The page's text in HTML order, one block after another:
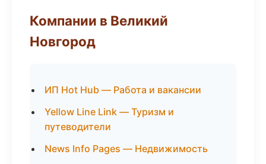
Компании в Великий
Новгород
ИП Hot Hub — Работа и вакансии
Yellow Line Link — Туризм и
путеводители
News Info Pages — Недвижимость